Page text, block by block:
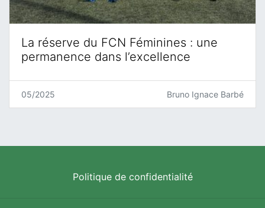
La réserve du FCN Féminines : une
permanence dans l’excellence
05/2025 Bruno Ignace Barbé
Politique de confidentialité